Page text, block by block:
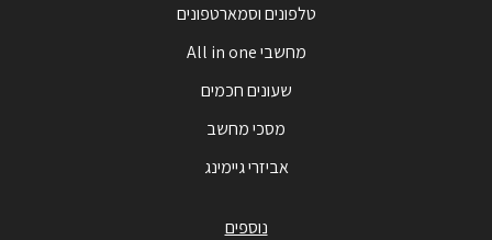
טלפונים וסמארטפונים
מחשבי All in one
שעונים חכמים
מסכי מחשב
אביזרי גיימינג
נוספים